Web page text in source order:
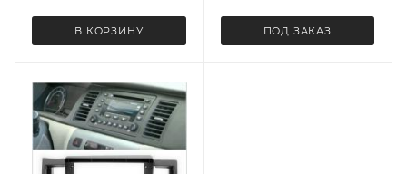
В КОРЗИНУ ПОД ЗАКАЗ